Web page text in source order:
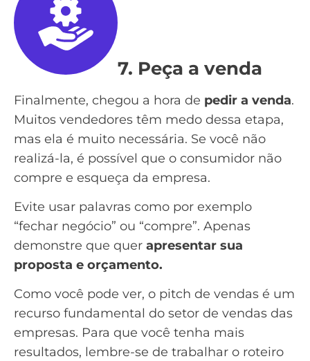
7. Peça a venda
Finalmente, chegou a hora de pedir a venda.
Muitos vendedores têm medo dessa etapa,
mas ela é muito necessária. Se você não
realizá-la, é possível que o consumidor não
compre e esqueça da empresa.
Evite usar palavras como por exemplo
“fechar negócio” ou “compre”. Apenas
demonstre que quer apresentar sua
proposta e orçamento.
Como você pode ver, o pitch de vendas é um
recurso fundamental do setor de vendas das
empresas. Para que você tenha mais
resultados, lembre-se de trabalhar o roteiro